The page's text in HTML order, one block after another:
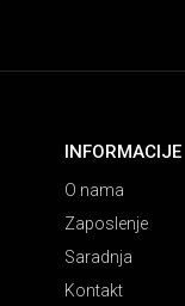
INFORMACIJE
O nama
Zaposlenje
Saradnja
Kontakt